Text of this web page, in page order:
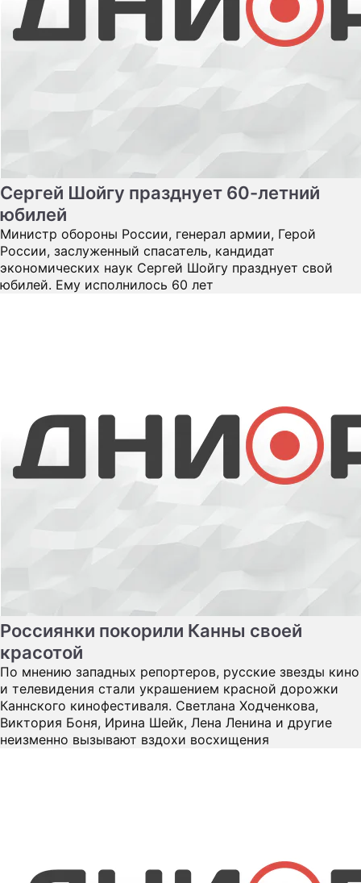
Сергей Шойгу празднует 60-летний
юбилей
Министр обороны России, генерал армии, Герой
экономических наук Сергей Шойгу празднует свой
юбилей. Ему исполнилось 60 лет
Россиянки покорили Канны своей
красотой
По мнению западных репортеров, русские звезды кино
Каннского кинофестиваля. Светлана Ходченкова,
Виктория Боня, Ирина Шейк, Лена Ленина и другие